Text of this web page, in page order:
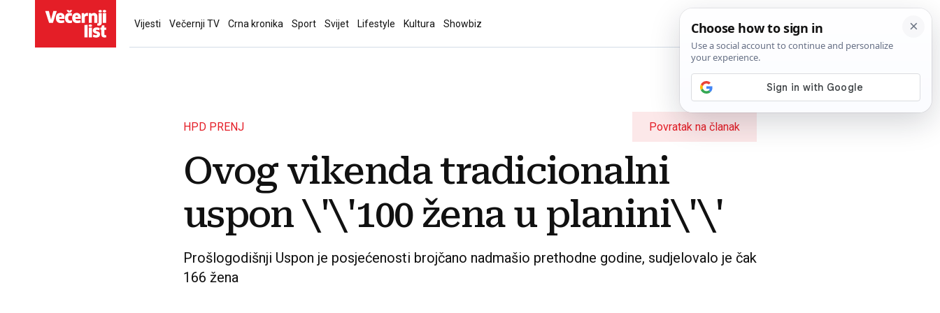
Vijesti Večernji TV Crna kronika Sport Svijet Lifestyle Kultura Showbiz
HPD PRENJ Povratak na članak
Ovog vikenda tradicionalni
uspon \'\'100 žena u planini\'\'
Prošlogodišnji Uspon je posjećenosti brojčano nadmašio prethodne godine, sudjelovalo je čak
166 žena